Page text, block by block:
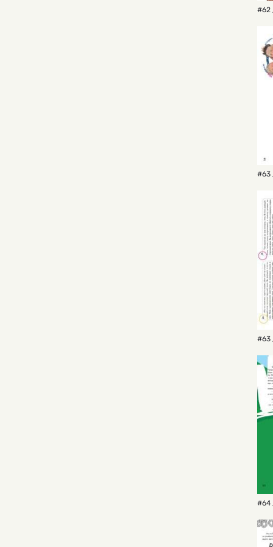
#62
#63
#63
#64